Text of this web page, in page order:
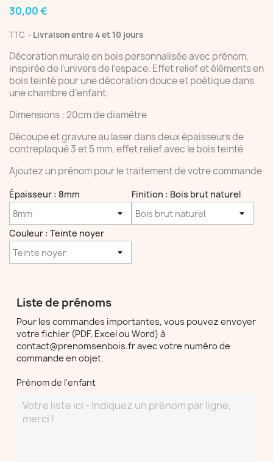
30,00 €
TTC Livraison entre 4 et 10 jours
Décoration murale en bois personnalisée avec prénom,
inspirée de l’univers de l’espace. Effet relief et éléments en
bois teinté pour une décoration douce et poétique dans
une chambre d’enfant.
Dimensions : 20cm de diamètre
Découpe et gravure au laser dans deux épaisseurs de
contreplaqué 3 et 5 mm, effet relief avec le bois teinté
Ajoutez un prénom pour le traitement de votre commande
Épaisseur : 8mm Finition : Bois brut naturel
Couleur : Teinte noyer
Liste de prénoms
Pour les commandes importantes, vous pouvez envoyer
votre fichier (PDF, Excel ou Word) à
contact@prenomsenbois.fr avec votre numéro de
commande en objet.
Prénom de l'enfant